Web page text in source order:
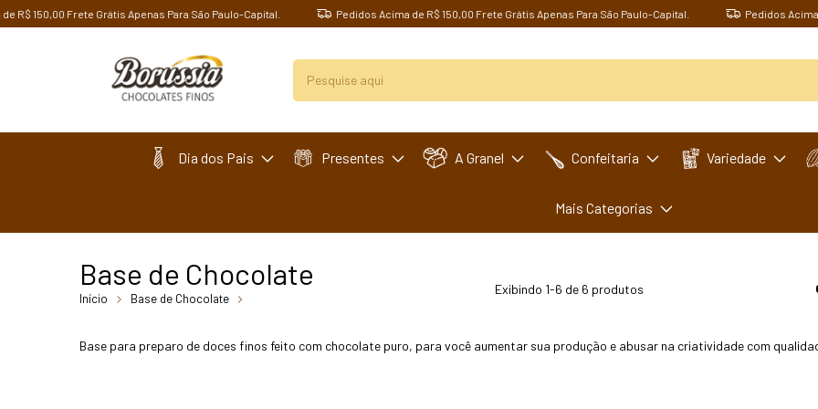
150,00 Frete Grátis Apenas Para São Paulo-Capital. Pedidos Acima de R$ 150,00 Frete Grátis Apenas Para São Paulo-Capital. Pedidos Acima de
Dia dos Pais Presentes A Granel Confeitaria Variedade
Mais Categorias
Base de Chocolate
Início Base de Chocolate
Exibindo 1-6 de 6 produtos
Base para preparo de doces finos feito com chocolate puro, para você aumentar sua produção e abusar na criatividade com